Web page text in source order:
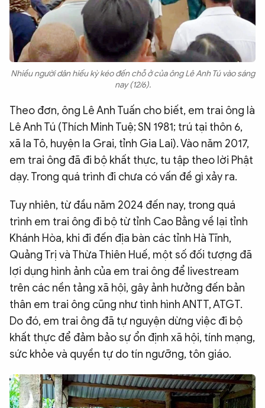
Nhiều người dân hiếu kỳ kéo đến chỗ ở của ông Lê Anh Tú vào sáng
nay (12/6).
Theo đơn, ông Lê Anh Tuấn cho biết, em trai ông là
Lê Anh Tú (Thích Minh Tuệ; SN 1981; trú tại thôn 6,
xã Ia Tô, huyện Ia Grai, tỉnh Gia Lai). Vào năm 2017,
em trai ông đã đi bộ khất thực, tu tập theo lời Phật
dạy. Trong quá trình đi chưa có vấn đề gì xảy ra.
Tuy nhiên, từ đầu năm 2024 đến nay, trong quá
trình em trai ông đi bộ từ tỉnh Cao Bằng về lại tỉnh
Khánh Hòa, khi đi đến địa bàn các tỉnh Hà Tĩnh,
Quảng Trị và Thừa Thiên Huế, một số đối tượng đã
lợi dụng hình ảnh của em trai ông để livestream
trên các nền tảng xã hội, gây ảnh hưởng đến bản
thân em trai ông cũng như tình hình ANTT, ATGT.
Do đó, em trai ông đã tự nguyện dừng việc đi bộ
khất thực để đảm bảo sự ổn định xã hội, tính mạng,
sức khỏe và quyền tự do tín ngưỡng, tôn giáo.